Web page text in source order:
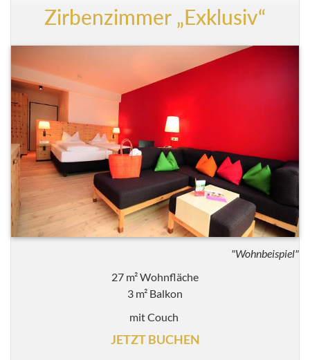
Zirbenzimmer „Exklusiv“
"Wohnbeispiel"
27 m² Wohnfläche
3 m² Balkon
mit Couch
JETZT BUCHEN